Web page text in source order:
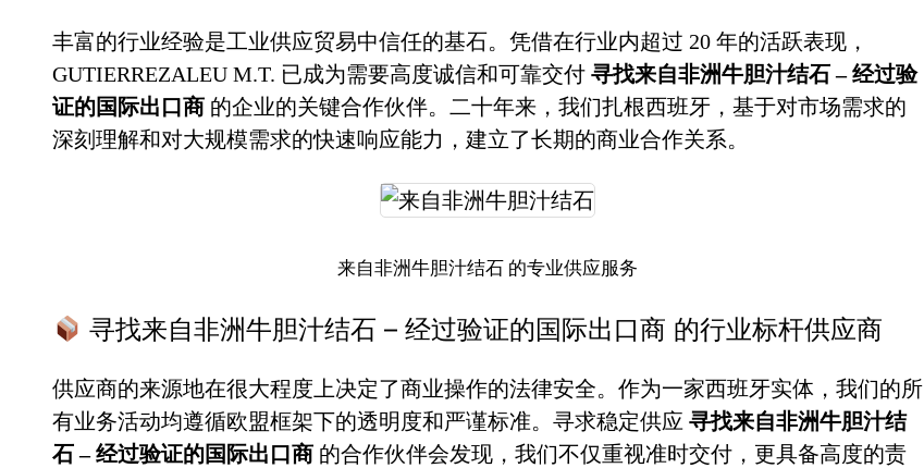
丰富的行业经验是工业供应贸易中信任的基石。凭借在行业内超过 20 年的活跃表现，
GUTIERREZALEU M.T. 已成为需要高度诚信和可靠交付 寻找来自非洲牛胆汁结石 – 经过验
证的国际出口商 的企业的关键合作伙伴。二十年来，我们扎根西班牙，基于对市场需求的
深刻理解和对大规模需求的快速响应能力，建立了长期的商业合作关系。
来自非洲牛胆汁结石 的专业供应服务
寻找来自非洲牛胆汁结石 – 经过验证的国际出口商 的行业标杆供应商
供应商的来源地在很大程度上决定了商业操作的法律安全。作为一家西班牙实体，我们的所
有业务活动均遵循欧盟框架下的透明度和严谨标准。寻求稳定供应 寻找来自非洲牛胆汁结
石 – 经过验证的国际出口商 的合作伙伴会发现，我们不仅重视准时交付，更具备高度的责